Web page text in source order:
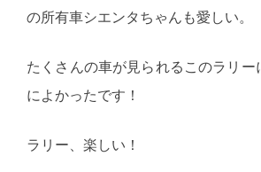
の所有車シエンタちゃんも愛しい。
たくさんの車が見られるこのラリー
によかったです！
ラリー、楽しい！